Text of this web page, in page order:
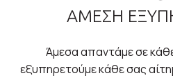
ΆΜΕΣΗ
Άμεσα απαντάμε σε
εξυπηρετούμε κάθε σας